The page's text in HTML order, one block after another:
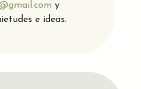
y
e ideas.